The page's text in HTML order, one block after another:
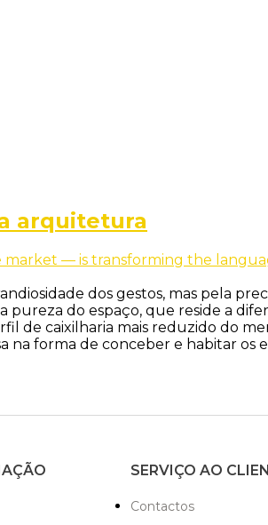
arquitetura
dos gestos, mas pela
do espaço, que reside a
de caixilharia mais reduzido do
na forma de conceber e habitar os
SERVIÇO AO
Contactos